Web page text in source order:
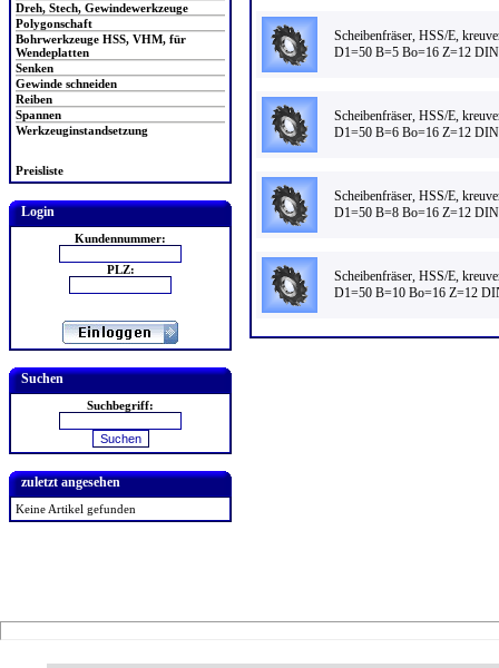
Dreh, Stech, Gewindewerkzeuge
Polygonschaft
Bohrwerkzeuge HSS, VHM, für
Wendeplatten
Senken
Gewinde schneiden
Reiben
Spannen
Werkzeuginstandsetzung
Preisliste
Login
Kundennummer:
PLZ:
Suchen
Suchbegriff:
zuletzt angesehen
Keine Artikel gefunden
Scheibenfräser, HSS/E,
D1=50 B=5 Bo=16 Z=12
Scheibenfräser, HSS/E,
D1=50 B=6 Bo=16 Z=12
Scheibenfräser, HSS/E,
D1=50 B=8 Bo=16 Z=12
Scheibenfräser, HSS/E,
D1=50 B=10 Bo=16 Z=12